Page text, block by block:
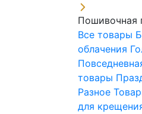
Пошивочная
Все товары
облачения
товары
Разное
для